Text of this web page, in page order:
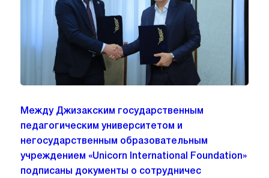
Между Джизакским государственным
педагогическим университетом и
негосударственным образовательным
учреждением «Unicorn International Foundation»
подписаны документы о сотрудничес